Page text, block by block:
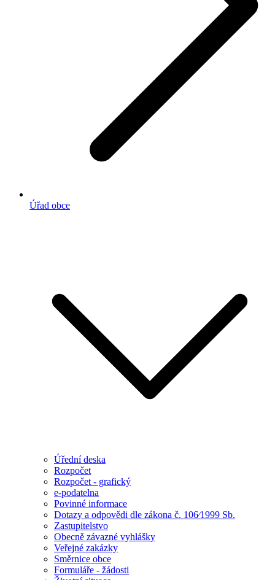
Úřad obce
Úřední deska
Rozpočet
Rozpočet - grafický
e-podatelna
Povinné informace
Dotazy a odpovědi dle zákona č. 106⁄1999 Sb.
Zastupitelstvo
Obecně závazné vyhlášky
Veřejné zakázky
Směrnice obce
Formuláře - žádosti